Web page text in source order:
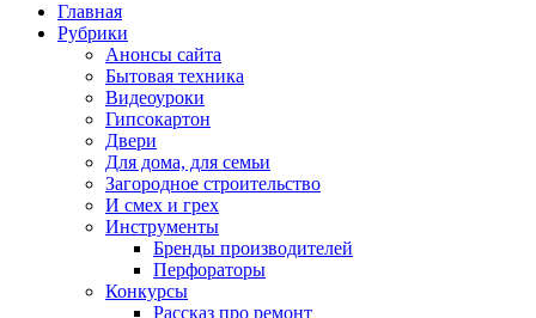
Главная
Рубрики
Анонсы сайта
Бытовая техника
Видеоуроки
Гипсокартон
Двери
Для дома, для семьи
Загородное строительство
И смех и грех
Инструменты
Бренды производителей
Перфораторы
Конкурсы
Рассказ про ремонт